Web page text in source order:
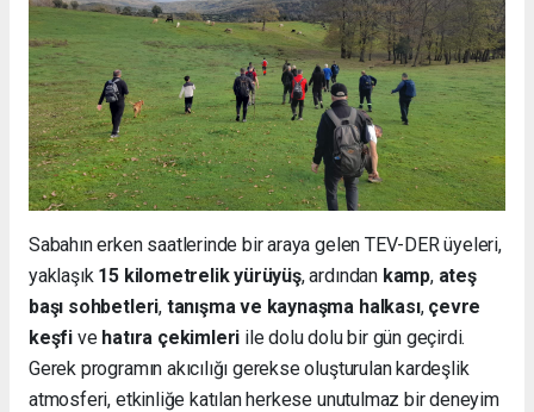
Sabahın erken saatlerinde bir araya gelen TEV-DER üyeleri,
yaklaşık 15 kilometrelik yürüyüş, ardından kamp, ateş
başı sohbetleri, tanışma ve kaynaşma halkası, çevre
keşfi ve hatıra çekimleri ile dolu dolu bir gün geçirdi.
Gerek programın akıcılığı gerekse oluşturulan kardeşlik
atmosferi, etkinliğe katılan herkese unutulmaz bir deneyim